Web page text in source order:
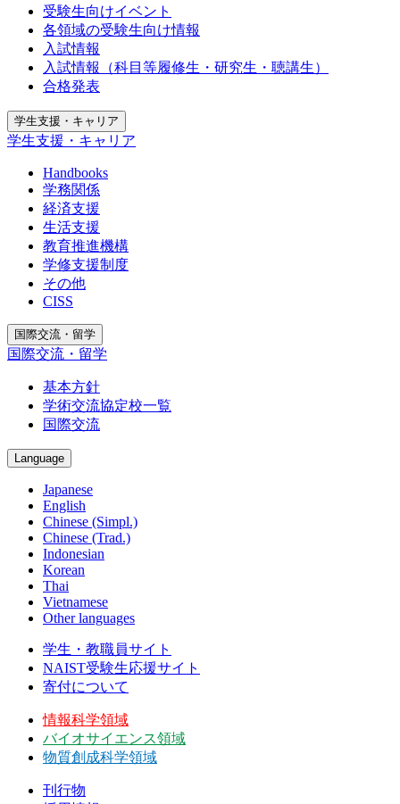
受験生向けイベント
各領域の受験生向け情報
入試情報
入試情報（科目等履修生・研究生・聴講生）
合格発表
学生支援・キャリア
学生支援・キャリア
Handbooks
学務関係
経済支援
生活支援
教育推進機構
学修支援制度
その他
CISS
国際交流・留学
国際交流・留学
基本方針
学術交流協定校一覧
国際交流
Language
Japanese
English
Chinese (Simpl.)
Chinese (Trad.)
Indonesian
Korean
Thai
Vietnamese
Other languages
学生・教職員サイト
NAIST受験生応援サイト
寄付について
情報科学領域
バイオサイエンス領域
物質創成科学領域
刊行物